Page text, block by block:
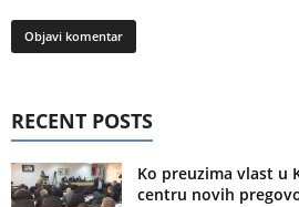
RECENT POSTS
Ko preuzima vlast u
centru novih